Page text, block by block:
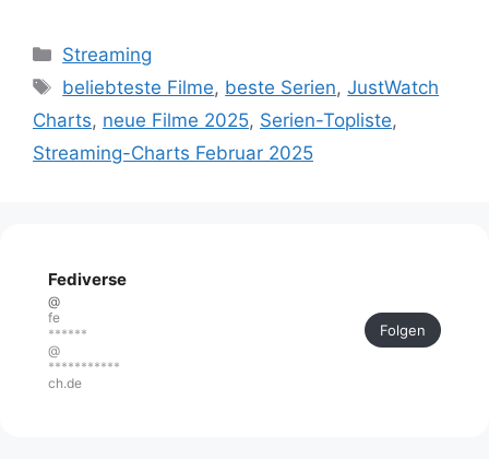
Kategorien
Streaming
Schlagwörter
beliebteste Filme, beste Serien,JustWatch
Charts, neue Filme 2025, Serien-Topliste,
Streaming-Charts Februar 2025
Fediverse
@
fe
******
@
***********
ch.de
Folgen